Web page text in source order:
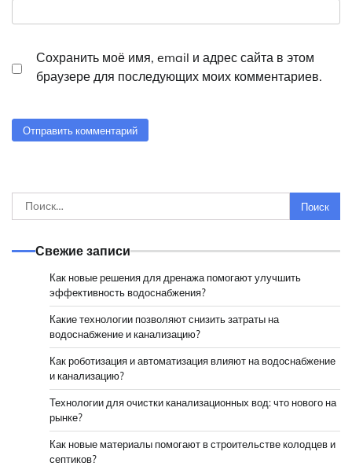
Сохранить моё имя, email и адрес сайта в этом
браузере для последующих моих комментариев.
Найти:
Свежие записи
Как новые решения для дренажа помогают улучшить
эффективность водоснабжения?
Какие технологии позволяют снизить затраты на
водоснабжение и канализацию?
Как роботизация и автоматизация влияют на водоснабжение
и канализацию?
Технологии для очистки канализационных вод: что нового на
рынке?
Как новые материалы помогают в строительстве колодцев и
септиков?